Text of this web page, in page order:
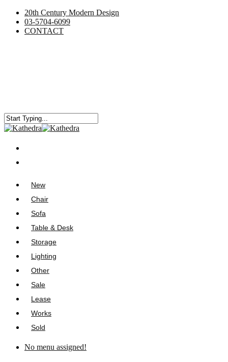
20th Century Modern Design
03-5704-6099
CONTACT
New
Chair
Sofa
Table & Desk
Storage
Lighting
Other
Sale
Lease
Works
Sold
No menu assigned!